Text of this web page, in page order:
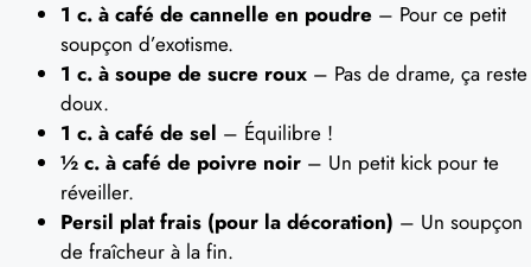
1 c. à café de cannelle en poudre – Pour ce petit
soupçon d’exotisme.
1 c. à soupe de sucre roux – Pas de drame, ça reste
doux.
1 c. à café de sel – Équilibre !
½ c. à café de poivre noir – Un petit kick pour te
réveiller.
Persil plat frais (pour la décoration) – Un soupçon
de fraîcheur à la fin.